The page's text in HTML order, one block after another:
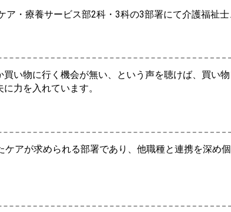
療養サービス部2科・3科の3部署にて介護福祉士
い物に行く機会が無い、という声を聴けば、買い
力を入れています。
アが求められる部署であり、他職種と連携を深め